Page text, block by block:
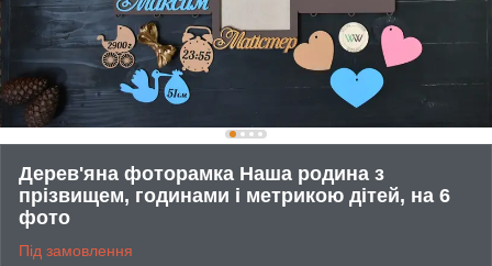
Дерев'яна фоторамка Наша родина з
прізвищем, годинами і метрикою дітей, на 6
фото
Під замовлення